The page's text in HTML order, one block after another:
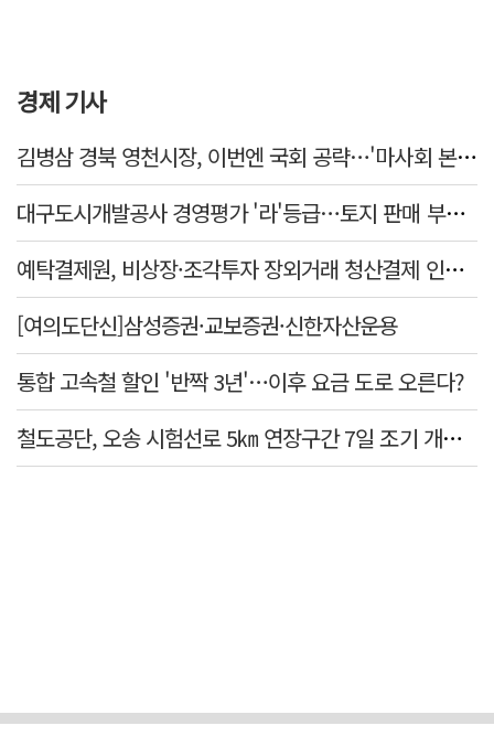
경제 기사
김병삼 경북 영천시장, 이번엔 국회 공략…'마사회 본사 이전·광역교통망 확충' 요청
대구도시개발공사 경영평가 '라'등급…토지 판매 부진에 1년 만에 두 단계 '뚝'
예탁결제원, 비상장·조각투자 장외거래 청산결제 인프라 구축 착수…연내 가동
[여의도단신]삼성증권·교보증권·신한자산운용
통합 고속철 할인 '반짝 3년'…이후 요금 도로 오른다?
철도공단, 오송 시험선로 5㎞ 연장구간 7일 조기 개통…LA 메트로 사업 지원